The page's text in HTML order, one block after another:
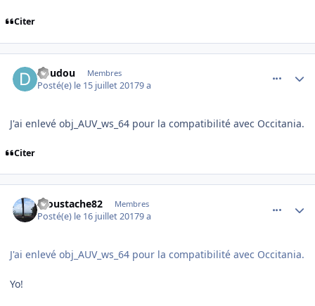
Citer
doudou Membres
Posté(e) le 15 juillet 20179 a
J'ai enlevé obj_AUV_ws_64 pour la compatibilité avec Occitania.
Citer
moustache82 Membres
Posté(e) le 16 juillet 20179 a
J'ai enlevé obj_AUV_ws_64 pour la compatibilité avec Occitania.
Yo!